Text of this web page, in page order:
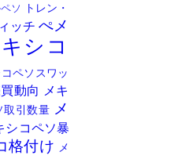
ペソ
トレン・
ッチぺメ
シコ
コペソスワッ
動向
メキ
取引数量 メ
シコペソ暴
格付け
メ